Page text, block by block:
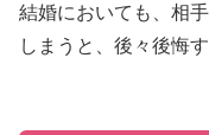
結婚においても、相
しまうと、後々後悔